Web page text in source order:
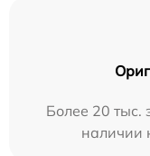
Более 20 тыс.
наличии